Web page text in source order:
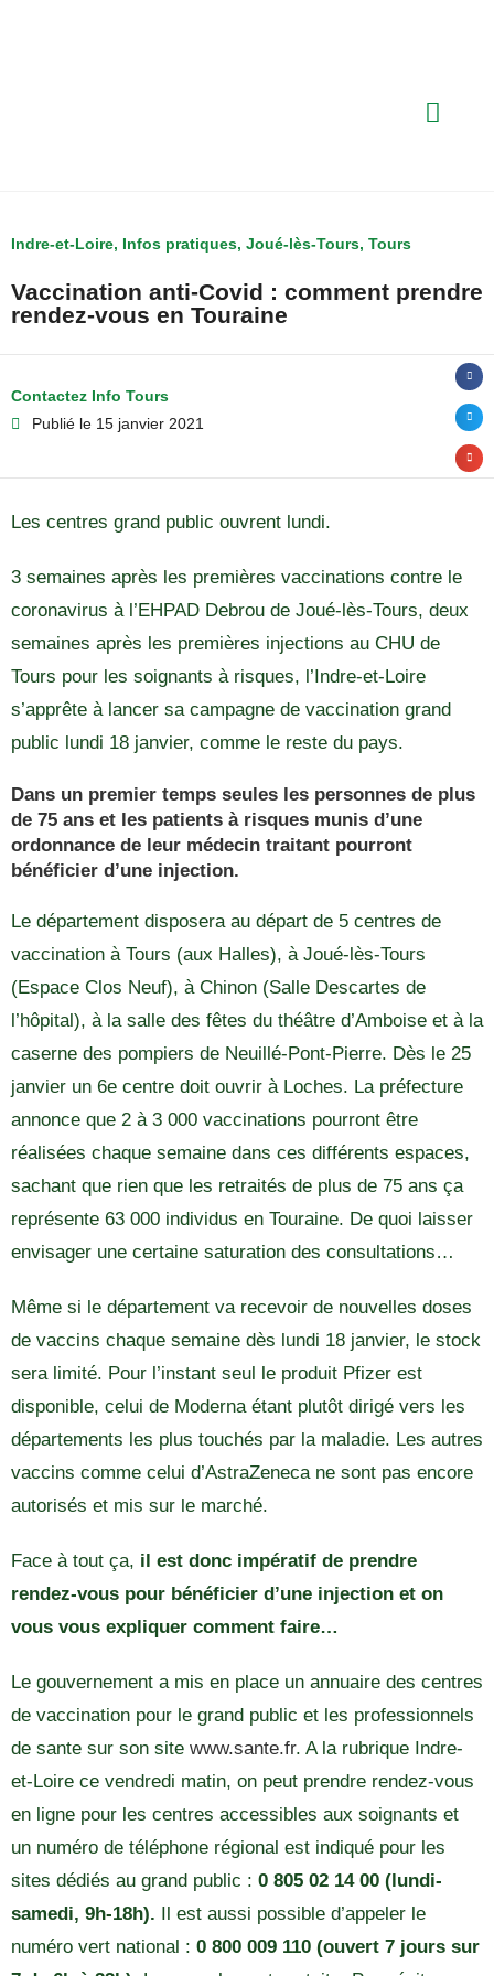
Indre-et-Loire, Infos pratiques, Joué-lès-Tours, Tours
Vaccination anti-Covid : comment prendre
rendez-vous en Touraine
Contactez Info Tours
Publié le 15 janvier 2021
Les centres grand public ouvrent lundi.
3 semaines après les premières vaccinations contre le
coronavirus à l’EHPAD Debrou de Joué-lès-Tours, deux
semaines après les premières injections au CHU de
Tours pour les soignants à risques, l’Indre-et-Loire
s’apprête à lancer sa campagne de vaccination grand
public lundi 18 janvier, comme le reste du pays.
Dans un premier temps seules les personnes de plus
de 75 ans et les patients à risques munis d’une
ordonnance de leur médecin traitant pourront
bénéficier d’une injection.
Le département disposera au départ de 5 centres de
vaccination à Tours (aux Halles), à Joué-lès-Tours
(Espace Clos Neuf), à Chinon (Salle Descartes de
l’hôpital), à la salle des fêtes du théâtre d’Amboise et à la
caserne des pompiers de Neuillé-Pont-Pierre. Dès le 25
janvier un 6e centre doit ouvrir à Loches. La préfecture
annonce que 2 à 3 000 vaccinations pourront être
réalisées chaque semaine dans ces différents espaces,
sachant que rien que les retraités de plus de 75 ans ça
représente 63 000 individus en Touraine. De quoi laisser
envisager une certaine saturation des consultations…
Même si le département va recevoir de nouvelles doses
de vaccins chaque semaine dès lundi 18 janvier, le stock
sera limité. Pour l’instant seul le produit Pfizer est
disponible, celui de Moderna étant plutôt dirigé vers les
départements les plus touchés par la maladie. Les autres
vaccins comme celui d’AstraZeneca ne sont pas encore
autorisés et mis sur le marché.
Face à tout ça, il est donc impératif de prendre
rendez-vous pour bénéficier d’une injection et on
vous vous expliquer comment faire…
Le gouvernement a mis en place un annuaire des centres
de vaccination pour le grand public et les professionnels
de sante sur son site www.sante.fr. A la rubrique Indre-
et-Loire ce vendredi matin, on peut prendre rendez-vous
en ligne pour les centres accessibles aux soignants et
un numéro de téléphone régional est indiqué pour les
sites dédiés au grand public : 0 805 02 14 00 (lundi-
samedi, 9h-18h). Il est aussi possible d’appeler le
numéro vert national : 0 800 009 110 (ouvert 7 jours sur